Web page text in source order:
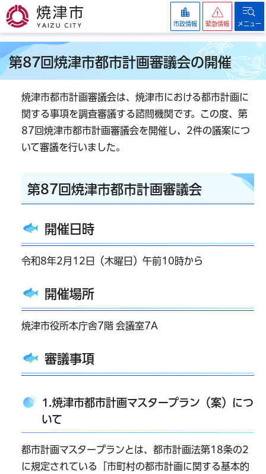
焼津市
市政情報 緊急情報 メニュー
第87回焼津市都市計画審議会の開催
焼津市都市計画審議会は、焼津市における都市計画に
関する事項を調査審議する諮問機関です。この度、第
87回焼津市都市計画審議会を開催し、2件の議案につ
いて審議を行いました。
第87回焼津市都市計画審議会
開催日時
令和8年2月12日（木曜日）午前10時から
開催場所
焼津市役所本庁舎7階 会議室7A
審議事項
1.焼津市都市計画マスタープラン（案）につ
いて
都市計画マスタープランとは、都市計画法第18条の2
に規定されている「市町村の都市計画に関する基本的